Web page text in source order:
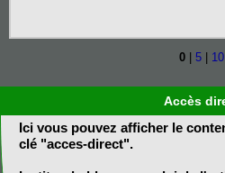
0 | 5 | 10
Accès
Ici vous pouvez afficher le
clé "acces-direct".